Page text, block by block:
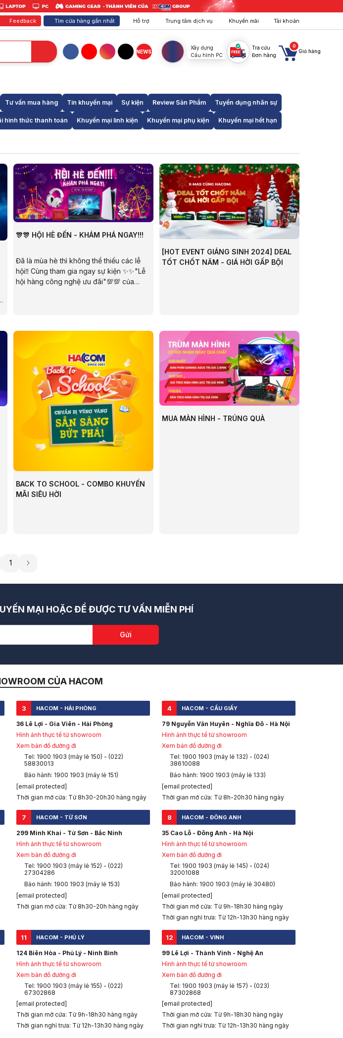
Feedback Tìm cửa hàng gần nhất Hỗ trợ Trung tâm dịch vụ Khuyến mãi Tài khoản
FacebookYouTubeInstagram
TikTok
NEWS
Xây dựng
Cấu hình PC
Tra cứu
Đơn hàng
0
Giỏ hàng
Tư vấn mua hàng Tin khuyến mại Sự kiện Review Sản Phẩm Tuyển dụng nhân sự
hình thức thanh toán Khuyến mại linh kiện Khuyến mại phụ kiện Khuyến mại hết hạn
🎊🎊 HỘI HÈ ĐẾN - KHÁM PHÁ NGAY!!!
Đã là mùa hè thì không thể thiếu các lễ
hội‼ Cùng tham gia ngay sự kiện ✨✨"Lễ
hội hàng công nghệ ưu đãi"💯💯 của
[HOT EVENT GIÁNG SINH 2024] DEAL
TỐT CHỐT NĂM - GIÁ HỜI GẤP BỘI
BACK TO SCHOOL - COMBO KHUYẾN
MÃI SIÊU HỜI
MUA MÀN HÌNH - TRÚNG QUÀ
1
MẠI HOẶC ĐỂ ĐƯỢC TƯ VẤN MIỄN PHÍ
Gửi
CỦA HACOM
3 HACOM - HẢI PHÒNG
36 Lê Lợi - Gia Viên - Hải Phòng
Hình ảnh thực tế từ showroom
Xem bản đồ đường đi
Tel: 1900 1903 (máy lẻ 150) - (022)
58830013
Bảo hành: 1900 1903 (máy lẻ 151)
[email protected]
Thời gian mở cửa: Từ 8h30-20h30 hàng ngày
4 HACOM - CẦU GIẤY
79 Nguyễn Văn Huyên - Nghĩa Đô - Hà Nội
Hình ảnh thực tế từ showroom
Xem bản đồ đường đi
Tel: 1900 1903 (máy lẻ 132) - (024)
38610088
Bảo hành: 1900 1903 (máy lẻ 133)
[email protected]
Thời gian mở cửa: Từ 8h-20h30 hàng ngày
7 HACOM - TỪ SƠN
299 Minh Khai - Từ Sơn - Bắc Ninh
Hình ảnh thực tế từ showroom
Xem bản đồ đường đi
Tel: 1900 1903 (máy lẻ 152) - (022)
27304286
Bảo hành: 1900 1903 (máy lẻ 153)
[email protected]
Thời gian mở cửa: Từ 8h30-20h hàng ngày
8 HACOM - ĐÔNG ANH
35 Cao Lỗ - Đông Anh - Hà Nội
Hình ảnh thực tế từ showroom
Xem bản đồ đường đi
Tel: 1900 1903 (máy lẻ 145) - (024)
32001088
Bảo hành: 1900 1903 (máy lẻ 30480)
[email protected]
Thời gian mở cửa: Từ 9h-18h30 hàng ngày
Thời gian nghỉ trưa: Từ 12h-13h30 hàng ngày
11 HACOM - PHỦ LÝ
124 Biên Hòa - Phủ Lý - Ninh Bình
Hình ảnh thực tế từ showroom
Xem bản đồ đường đi
Tel: 1900 1903 (máy lẻ 155) - (022)
67302868
[email protected]
Thời gian mở cửa: Từ 9h-18h30 hàng ngày
Thời gian nghỉ trưa: Từ 12h-13h30 hàng ngày
12 HACOM - VINH
99 Lê Lợi - Thành Vinh - Nghệ An
Hình ảnh thực tế từ showroom
Xem bản đồ đường đi
Tel: 1900 1903 (máy lẻ 157) - (023)
87302868
[email protected]
Thời gian mở cửa: Từ 9h-18h30 hàng ngày
Thời gian nghỉ trưa: Từ 12h-13h30 hàng ngày